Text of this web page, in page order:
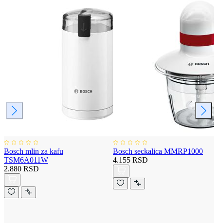
Bosch mlin za kafu
TSM6A011W
2.880 RSD
Bosch seckalica MMRP1000
4.155 RSD